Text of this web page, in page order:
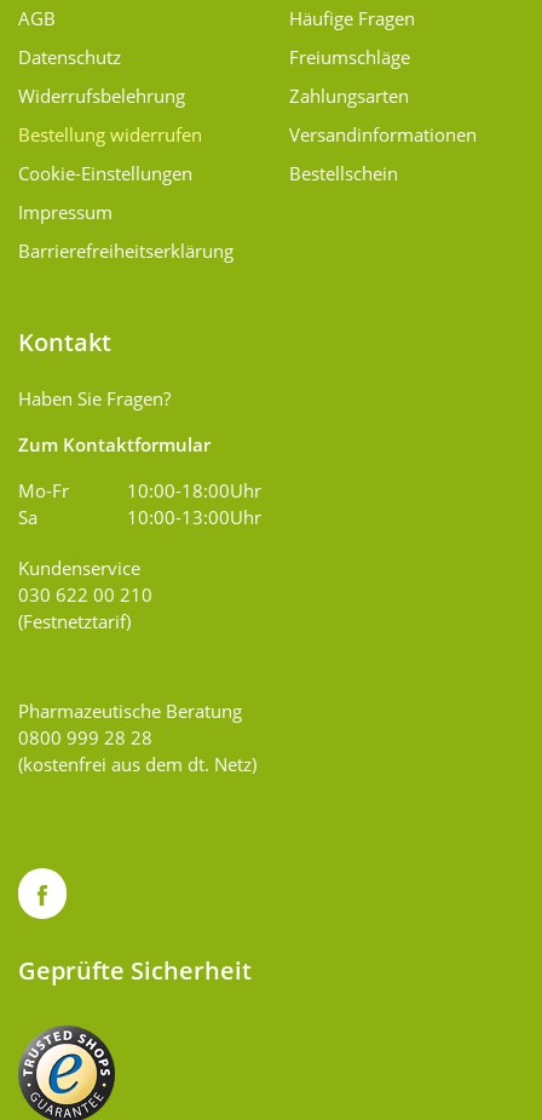
AGB
Datenschutz
Widerrufsbelehrung
Bestellung widerrufen
Cookie-Einstellungen
Impressum
Barrierefreiheitserklärung
Häufige Fragen
Freiumschläge
Zahlungsarten
Versand­informationen
Bestellschein
Kontakt
Haben Sie Fragen?
Zum Kontaktformular
Mo-Fr
10:00-18:00Uhr
Sa
10:00-13:00Uhr
Kundenservice
030 622 00 210
(Festnetztarif)
Pharmazeutische Beratung
0800 999 28 28
(kostenfrei aus dem dt. Netz)
Geprüfte Sicherheit